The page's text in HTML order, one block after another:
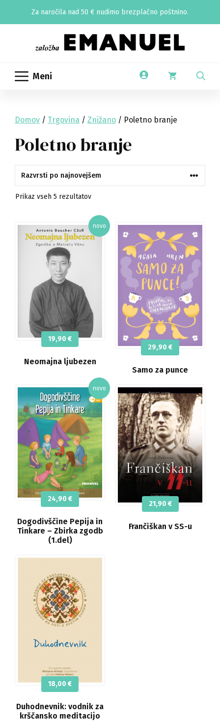
Za naročila nad 50 € nudimo brezplačno poštnino.
Meni
Domov / Trgovina / Znižano / Poletno branje
Poletno branje
Prikaz vseh 5 rezultatovRazvrščeno
datumu
Neomajna ljubezen
19,90 €
Samo za punce
29,90 €
Dogodivščine Pepija in
Tinkare – Zbirka zgodb
(1.del)
24,90 €
Frančiškan v SS-u
21,90 €
Duhodnevnik: vodnik za
krščansko meditacijo
18,00 €